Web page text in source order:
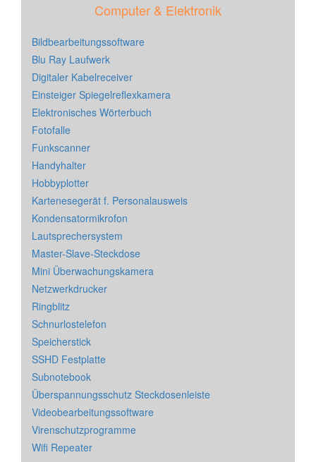
Computer & Elektronik
Bildbearbeitungssoftware
Blu Ray Laufwerk
Digitaler Kabelreceiver
Einsteiger Spiegelreflexkamera
Elektronisches Wörterbuch
Fotofalle
Funkscanner
Handyhalter
Hobbyplotter
Kartenesegerät f. Personalausweis
Kondensatormikrofon
Lautsprechersystem
Master-Slave-Steckdose
Mini Überwachungskamera
Netzwerkdrucker
Ringblitz
Schnurlostelefon
Speicherstick
SSHD Festplatte
Subnotebook
Überspannungsschutz Steckdosenleiste
Videobearbeitungssoftware
Virenschutzprogramme
Wifi Repeater